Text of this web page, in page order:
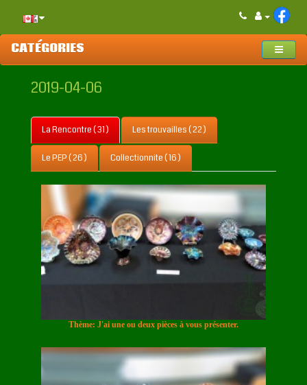
CATÉGORIES
2019-04-06
La Rencontre ( 31 ) Les trouvailles ( 22 )
Le PEP ( 26 ) Collectionnite ( 16 )
Thème: J'ai une ou deux pièces à vous présenter.